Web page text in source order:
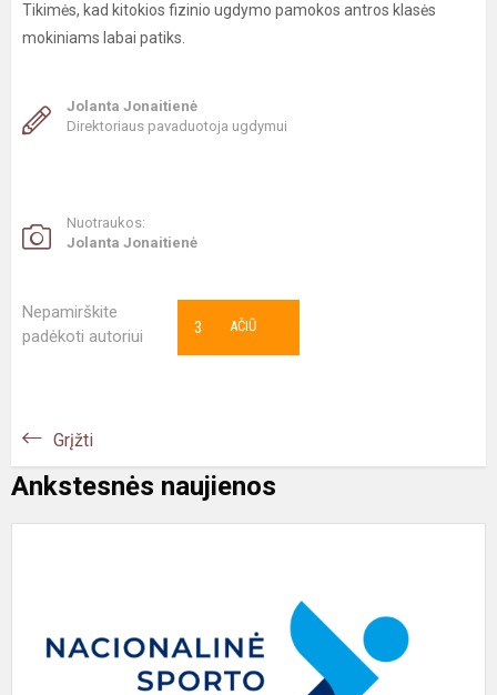
Tikimės, kad kitokios fizinio ugdymo pamokos antros klasės
mokiniams labai patiks.
Jolanta Jonaitienė
Direktoriaus pavaduotoja ugdymui
Nuotraukos:
Jolanta Jonaitienė
Nepamirškite
padėkoti autoriui
AČIŪ
3
Grįžti
Ankstesnės naujienos